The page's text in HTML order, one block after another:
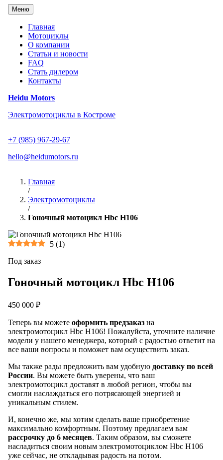
Перейти
содержанию
Heidu Motors
Электромотоциклы в Костроме
+7 (985) 967-29-67
hello@heidumotors.ru
Меню
Главная
Мотоциклы
О компании
Статьи и новости
FAQ
Стать дилером
Контакты
Главная
/
Электромотоциклы
/
Гоночный мотоцикл Hbc H106
5 (1)
Под заказ
Гоночный мотоцикл Hbc H106
450 000 ₽
Теперь вы можете оформить предзаказ на
электромотоцикл Hbc H106! Пожалуйста, уточните наличие
модели у нашего менеджера, который с радостью ответит на
все ваши вопросы и поможет вам осуществить заказ.
Мы также рады предложить вам удобную доставку по всей
России. Вы можете быть уверены, что ваш
электромотоцикл доставят в любой регион, чтобы вы
смогли наслаждаться его потрясающей энергией и
уникальным стилем.
И, конечно же, мы хотим сделать ваше приобретение
максимально комфортным. Поэтому предлагаем вам
рассрочку до 6 месяцев. Таким образом, вы сможете
насладиться своим новым электромотоциклом Hbc H106
уже сейчас, не откладывая радость на потом.